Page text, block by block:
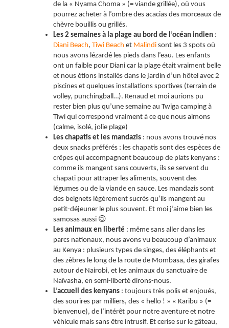
de la « Nyama Choma » (= viande grillée), où vous
pourrez acheter à l’ombre des acacias des morceaux de
chèvre bouillis ou grillés.
Les 2 semaines à la plage au bord de l’océan indien :
Diani Beach, Tiwi Beach et Malindi sont les 3 spots où
nous avons lézardé les pieds dans l’eau. Les enfants
ont un faible pour Diani car la plage était vraiment belle
et nous étions installés dans le jardin d’un hôtel avec 2
piscines et quelques installations sportives (terrain de
volley, punchingball…). Renaud et moi aurions pu
rester bien plus qu’une semaine au Twiga camping à
Tiwi qui correspond vraiment à ce que nous aimons
(calme, isolé, jolie plage)
Les chapatis et les mandazis : nous avons trouvé nos
deux snacks préférés : les chapatis sont des espèces de
crêpes qui accompagnent beaucoup de plats kenyans :
comme ils mangent sans couverts, ils se servent du
chapati pour attraper les aliments, souvent des
légumes ou de la viande en sauce. Les mandazis sont
des beignets légèrement sucrés qu’ils mangent au
petit-déjeuner le plus souvent. Et moi j’aime bien les
samosas aussi 😉
Les animaux en liberté : même sans aller dans les
parcs nationaux, nous avons vu beaucoup d’animaux
au Kenya : plusieurs types de singes, des éléphants et
des zèbres le long de la route de Mombasa, des girafes
autour de Nairobi, et les animaux du sanctuaire de
Naïvasha, en semi-liberté dirons-nous.
L’accueil des kenyans : toujours très polis et enjoués,
des sourires par milliers, des « hello ! » « Karibu » (=
bienvenue), de l’intérêt pour notre aventure et notre
véhicule mais sans être intrusif. Et cerise sur le gâteau,